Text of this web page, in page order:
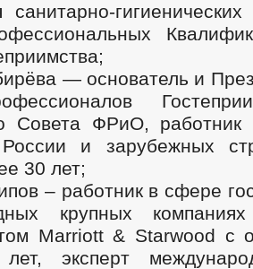
санитарно-
— основатель и
Совета ФРиО, работник
России и зарубежных
30 лет;
– работник в сфере
крупных
Marriott & Starwood с
эксперт